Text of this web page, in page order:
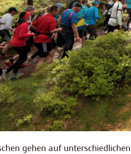
gehen auf